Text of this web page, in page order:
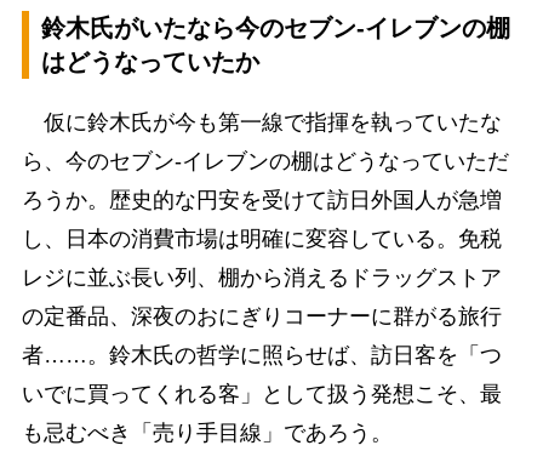
鈴木氏がいたなら今のセブン-イレブンの棚
はどうなっていたか
仮に鈴木氏が今も第一線で指揮を執っていたな
ら、今のセブン-イレブンの棚はどうなっていただ
ろうか。歴史的な円安を受けて訪日外国人が急増
し、日本の消費市場は明確に変容している。免税
レジに並ぶ長い列、棚から消えるドラッグストア
の定番品、深夜のおにぎりコーナーに群がる旅行
者……。鈴木氏の哲学に照らせば、訪日客を「つ
いでに買ってくれる客」として扱う発想こそ、最
も忌むべき「売り手目線」であろう。